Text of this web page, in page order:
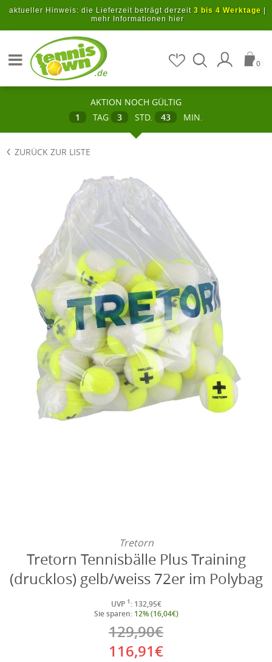
Zum Hauptinhalt springen
aktueller Hinweis: die Lieferzeit beträgt derzeit 3 bis 4 Werktage
mehr Informationen hier
.de
0
AKTION NOCH GÜLTIG
1
TAG 3 STD. 43 MIN.
ZURÜCK ZUR LISTE
Tretorn
Tretorn Tennisbälle Plus Training
(drucklos) gelb/weiss 72er im Polybag
UVP 1 : 132,95€
Sie sparen: 12% (16,04€)
129,90€
116,91€